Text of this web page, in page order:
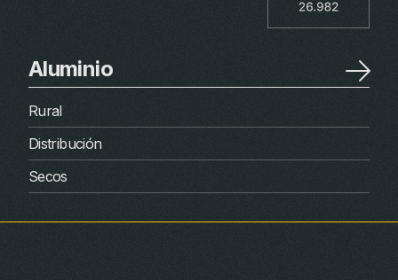
Aluminio
Rural
Distribución
Secos